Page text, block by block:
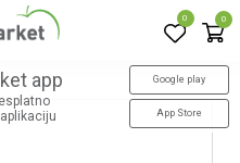
0 0
app Google play
App Store